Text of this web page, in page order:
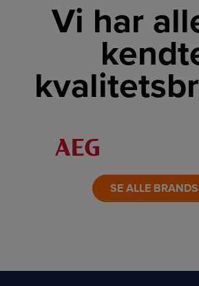
Vi har
LINK
SE ALLE BRANDS